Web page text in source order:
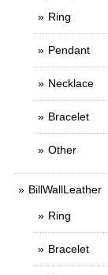
Ring
Pendant
Necklace
Bracelet
Other
BillWallLeather
Ring
Bracelet